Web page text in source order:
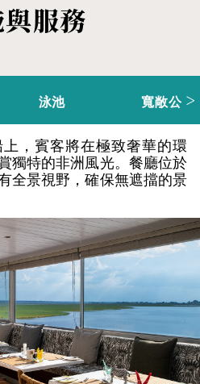
服務
>
泳池 寬敞公共
，賓客將在極致奢華的環
獨特的非洲風光。餐廳位於
全景視野，確保無遮擋的景